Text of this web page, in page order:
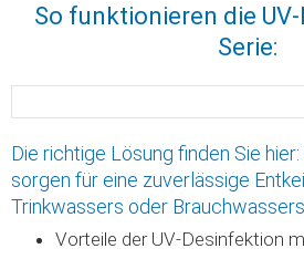
So funktionieren die
Serie:
Die richtige Lösung finden Sie
sorgen für eine zuverlässige
Trinkwassers oder Brauchwassers.
Vorteile der UV-Desinfektion